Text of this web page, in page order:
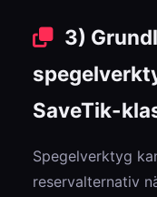
3)
SaveTik-
Spegelverktyg
reservalternativ